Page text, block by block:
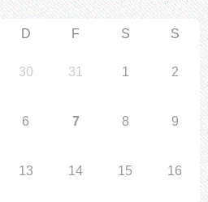
D F S S
30 31 1 2
6 7 8 9
13 14 15 16